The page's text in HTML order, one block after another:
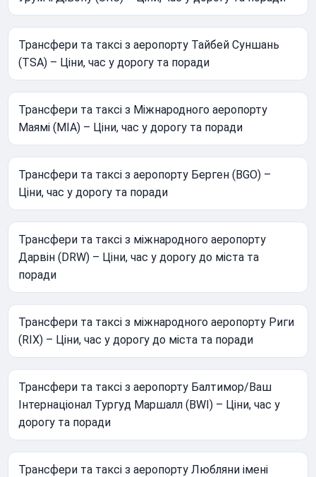
Трансфери та таксі з аеропорту Тайбей Суншань
(TSA) – Ціни, час у дорогу та поради
Трансфери та таксі з Міжнародного аеропорту
Маямі (MIA) – Ціни, час у дорогу та поради
Трансфери та таксі з аеропорту Берген (BGO) –
Ціни, час у дорогу та поради
Трансфери та таксі з міжнародного аеропорту
Дарвін (DRW) – Ціни, час у дорогу до міста та
поради
Трансфери та таксі з міжнародного аеропорту Риги
(RIX) – Ціни, час у дорогу до міста та поради
Трансфери та таксі з аеропорту Балтимор/Ваш
Інтернаціонал Тургуд Маршалл (BWI) – Ціни, час у
дорогу та поради
Трансфери та таксі з аеропорту Любляни імені